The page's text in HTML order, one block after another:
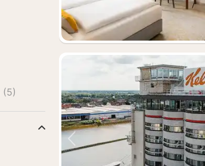
Vorige foto
(5)